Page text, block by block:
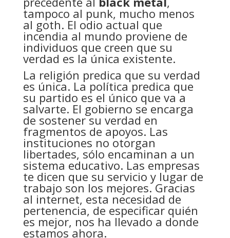
tampoco al punk, mucho menos
al goth. El odio actual que
incendia al mundo proviene de
individuos que creen que su
verdad es la única existente.
La religión predica que su verdad
es única. La política predica que
su partido es el único que va a
salvarte. El gobierno se encarga
de sostener su verdad en
fragmentos de apoyos. Las
instituciones no otorgan
libertades, sólo encaminan a un
sistema educativo. Las empresas
te dicen que su servicio y lugar de
trabajo son los mejores. Gracias
al internet, esta necesidad de
pertenencia, de especificar quién
es mejor, nos ha llevado a donde
estamos ahora.